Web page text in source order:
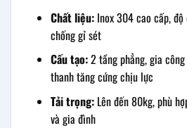
Chất liệu:Inox 304 cao cấp, độ
chống gỉ sét
Cấu tạo:2 tầng phẳng, gia công
thanh tăng cứng chịu lực
Tải trọng:Lên đến 80kg, phù
và gia đình